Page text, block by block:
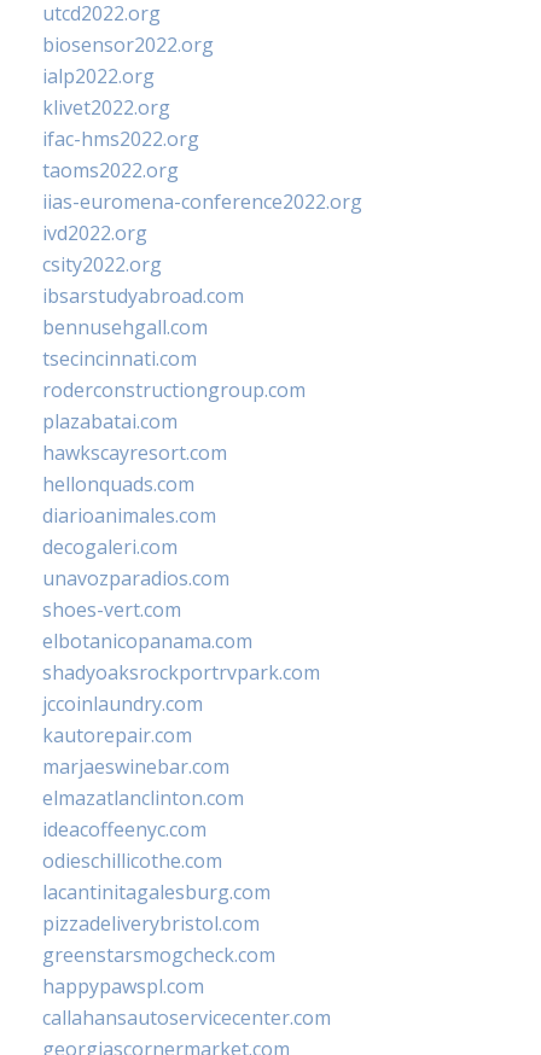
utcd2022.org
biosensor2022.org
ialp2022.org
klivet2022.org
ifac-hms2022.org
taoms2022.org
iias-euromena-conference2022.org
ivd2022.org
csity2022.org
ibsarstudyabroad.com
bennusehgall.com
tsecincinnati.com
roderconstructiongroup.com
plazabatai.com
hawkscayresort.com
hellonquads.com
diarioanimales.com
decogaleri.com
unavozparadios.com
shoes-vert.com
elbotanicopanama.com
shadyoaksrockportrvpark.com
jccoinlaundry.com
kautorepair.com
marjaeswinebar.com
elmazatlanclinton.com
ideacoffeenyc.com
odieschillicothe.com
lacantinitagalesburg.com
pizzadeliverybristol.com
greenstarsmogcheck.com
happypawspl.com
callahansautoservicecenter.com
georgiascornermarket.com